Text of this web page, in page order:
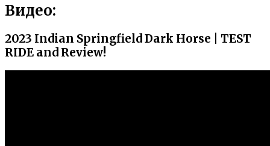
Видео:
2023 Indian Springfield Dark Horse | TEST
RIDE and Review!